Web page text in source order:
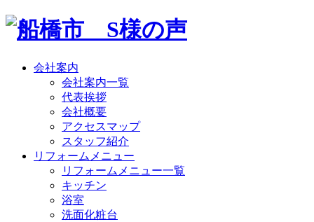
会社案内
会社案内一覧
代表挨拶
会社概要
アクセスマップ
スタッフ紹介
リフォームメニュー
リフォームメニュー一覧
キッチン
浴室
洗面化粧台